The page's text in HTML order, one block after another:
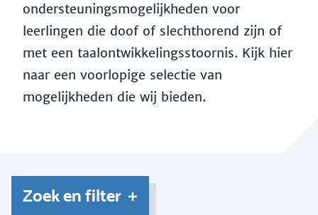
ondersteuningsmogelijkheden voor
leerlingen die doof of slechthorend zijn of
met een taalontwikkelingsstoornis. Kijk hier
naar een voorlopige selectie van
mogelijkheden die wij bieden.
Zoek en filter